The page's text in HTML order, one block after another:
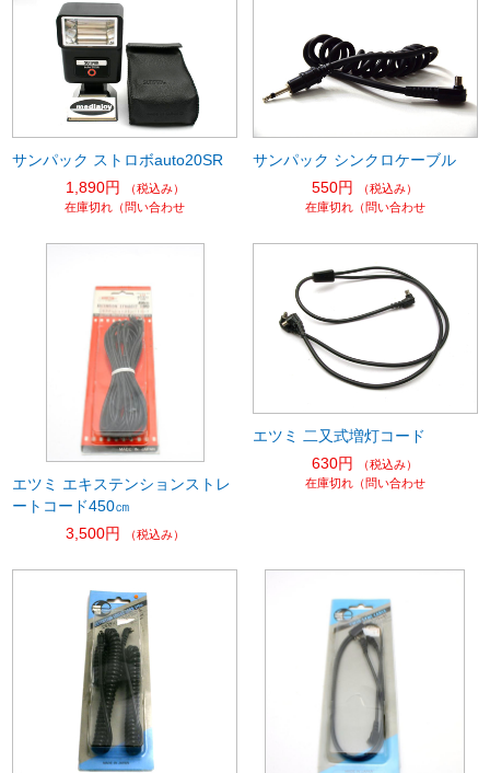
サンパック ストロボauto20SR
1,890円
（税込み）
在庫切れ（問い合わせ
サンパック シンクロケーブル
550円
（税込み）
在庫切れ（問い合わせ
エツミ エキステンションストレ
ートコード450㎝
3,500円
（税込み）
エツミ 二又式増灯コード
630円
（税込み）
在庫切れ（問い合わせ